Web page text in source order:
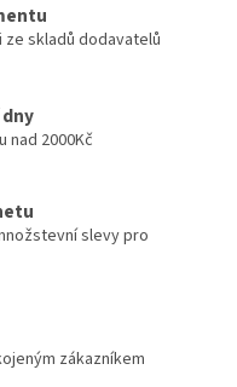
ze skladů dodavatelů
nad 2000Kč
slevy pro
zákazníkem